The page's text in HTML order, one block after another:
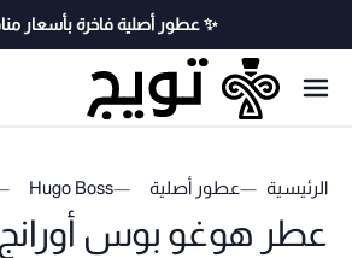
✨ عطور أصلية فاخرة بأسعار منافسة ✨
الرئيسية عطور أصلية Hugo Boss
عطر هوغو بوس أورانج